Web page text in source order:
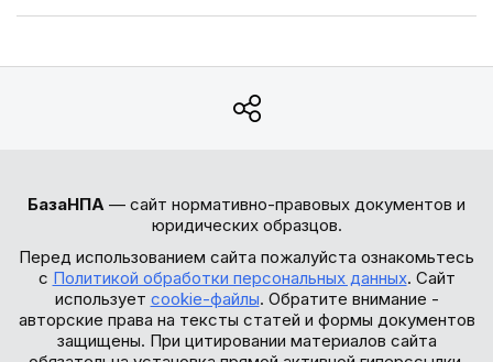
БазаНПА — сайт нормативно-правовых документов и
юридических образцов.
Перед использованием сайта пожалуйста ознакомьтесь
с Политикой обработки персональных данных. Сайт
использует cookie-файлы. Обратите внимание -
авторские права на тексты статей и формы документов
защищены. При цитировании материалов сайта